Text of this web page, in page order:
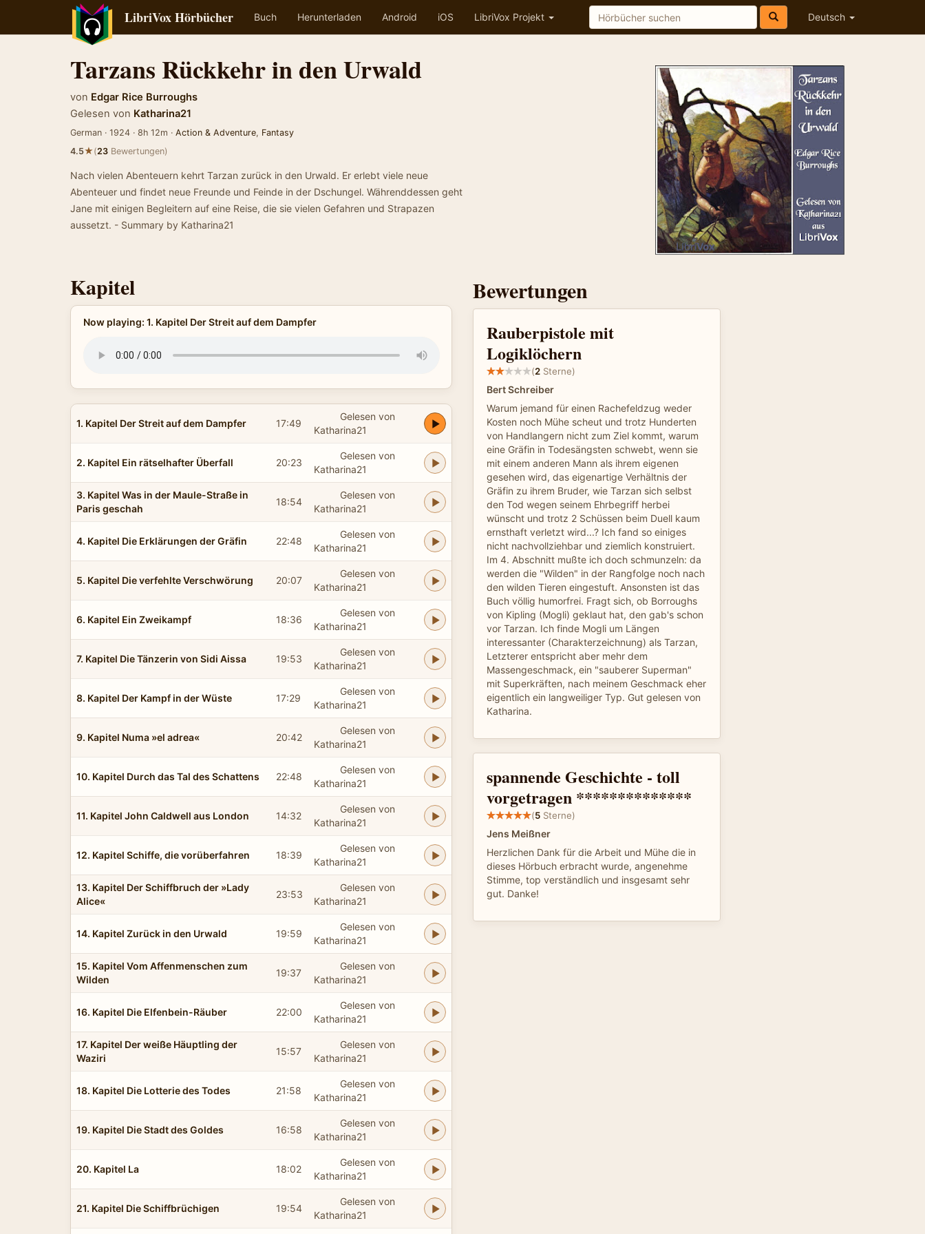
LibriVox Hörbücher Buch Herunterladen Android iOS LibriVox Projekt Deutsch
Tarzans Rückkehr in den Urwald
von Edgar Rice Burroughs
Gelesen von Katharina21
German · 1924 · 8h 12m · Action & Adventure, Fantasy
4.5★(23 Bewertungen)
Nach vielen Abenteuern kehrt Tarzan zurück in den Urwald. Er erlebt viele neue
Abenteuer und findet neue Freunde und Feinde in der Dschungel. Währenddessen geht
Jane mit einigen Begleitern auf eine Reise, die sie vielen Gefahren und Strapazen
aussetzt. - Summary by Katharina21
Kapitel
Now playing: 1. Kapitel Der Streit auf dem Dampfer
1. Kapitel Der Streit auf dem Dampfer 17:49
Gelesen von
Katharina21
2. Kapitel Ein rätselhafter Überfall 20:23
Gelesen von
Katharina21
3. Kapitel Was in der Maule-Straße in
Paris geschah
18:54
Gelesen von
Katharina21
4. Kapitel Die Erklärungen der Gräfin 22:48
Gelesen von
Katharina21
5. Kapitel Die verfehlte Verschwörung 20:07
Gelesen von
Katharina21
6. Kapitel Ein Zweikampf 18:36
Gelesen von
Katharina21
7. Kapitel Die Tänzerin von Sidi Aissa 19:53
Gelesen von
Katharina21
8. Kapitel Der Kampf in der Wüste 17:29
Gelesen von
Katharina21
9. Kapitel Numa »el adrea« 20:42
Gelesen von
Katharina21
10. Kapitel Durch das Tal des Schattens 22:48
Gelesen von
Katharina21
11. Kapitel John Caldwell aus London 14:32
Gelesen von
Katharina21
12. Kapitel Schiffe, die vorüberfahren 18:39
Gelesen von
Katharina21
13. Kapitel Der Schiffbruch der »Lady
Alice«
23:53
Gelesen von
Katharina21
14. Kapitel Zurück in den Urwald 19:59
Gelesen von
Katharina21
15. Kapitel Vom Affenmenschen zum
Wilden
19:37
Gelesen von
Katharina21
16. Kapitel Die Elfenbein-Räuber 22:00
Gelesen von
Katharina21
17. Kapitel Der weiße Häuptling der
Waziri
15:57
Gelesen von
Katharina21
18. Kapitel Die Lotterie des Todes 21:58
Gelesen von
Katharina21
19. Kapitel Die Stadt des Goldes 16:58
Gelesen von
Katharina21
20. Kapitel La 18:02
Gelesen von
Katharina21
21. Kapitel Die Schiffbrüchigen 19:54
Gelesen von
Katharina21
Bewertungen
Rauberpistole mit
Logiklöchern
(2 Sterne)
Bert Schreiber
Warum jemand für einen Rachefeldzug weder
Kosten noch Mühe scheut und trotz Hunderten
von Handlangern nicht zum Ziel kommt, warum
eine Gräfin in Todesängsten schwebt, wenn sie
mit einem anderen Mann als ihrem eigenen
gesehen wird, das eigenartige Verhältnis der
Gräfin zu ihrem Bruder, wie Tarzan sich selbst
den Tod wegen seinem Ehrbegriff herbei
wünscht und trotz 2 Schüssen beim Duell kaum
ernsthaft verletzt wird...? Ich fand so einiges
nicht nachvollziehbar und ziemlich konstruiert.
Im 4. Abschnitt mußte ich doch schmunzeln: da
werden die "Wilden" in der Rangfolge noch nach
den wilden Tieren eingestuft. Ansonsten ist das
Buch völlig humorfrei. Fragt sich, ob Borroughs
von Kipling (Mogli) geklaut hat, den gab's schon
vor Tarzan. Ich finde Mogli um Längen
interessanter (Charakterzeichnung) als Tarzan,
Letzterer entspricht aber mehr dem
Massengeschmack, ein "sauberer Superman"
mit Superkräften, nach meinem Geschmack eher
eigentlich ein langweiliger Typ. Gut gelesen von
Katharina.
spannende Geschichte - toll
vorgetragen **************
(5 Sterne)
Jens Meißner
Herzlichen Dank für die Arbeit und Mühe die in
dieses Hörbuch erbracht wurde, angenehme
Stimme, top verständlich und insgesamt sehr
gut. Danke!